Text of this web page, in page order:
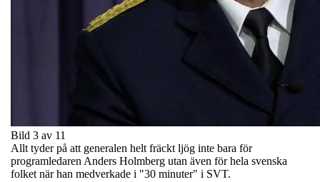
Bild 3 av 11
Allt tyder på att generalen helt fräckt ljög inte bara för
programledaren Anders Holmberg utan även för hela svenska
folket när han medverkade i "30 minuter" i SVT.